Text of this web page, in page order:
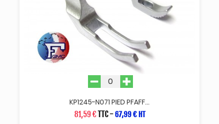
KP1245-N071 PIED PFAFF...
81,59 €TTC-67,99 € HT